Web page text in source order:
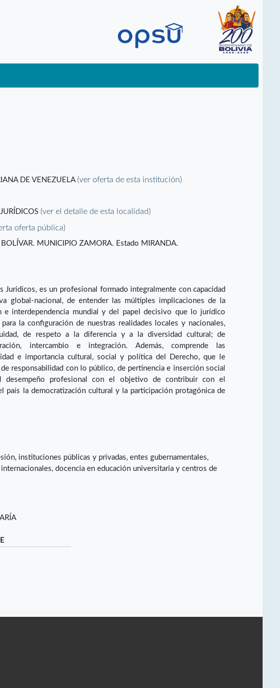
DE VENEZUELA(ver oferta de esta institución)
(ver el detalle de esta localidad)
oferta pública)
MUNICIPIO ZAMORA. Estado MIRANDA.
Jurídicos, es un profesional formado integralmente con capacidad
global-nacional, de entender las múltiples implicaciones de la
e interdependencia mundial y del papel decisivo que lo jurídico
la configuración de nuestras realidades locales y nacionales,
de respeto a la diferencia y a la diversidad cultural; de
intercambio e integración. Además, comprende las
e importancia cultural, social y política del Derecho, que le
responsabilidad con lo público, de pertinencia e inserción social
desempeño profesional con el objetivo de contribuir con el
país la democratización cultural y la participación protagónica de
instituciones públicas y privadas, entes gubernamentales,
docencia en educación universitaria y centros de